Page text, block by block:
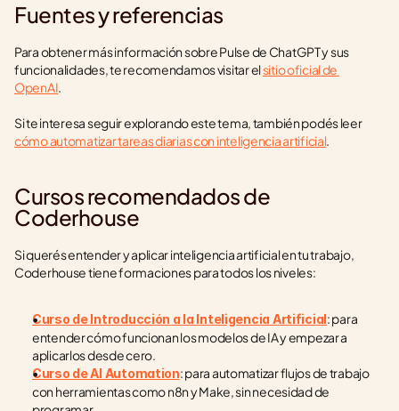
Fuentes y referencias
Para obtener más información sobre Pulse de ChatGPT y sus
funcionalidades, te recomendamos visitar el sitio oficial de
OpenAI.
Si te interesa seguir explorando este tema, también podés leer
cómo automatizar tareas diarias con inteligencia artificial.
Cursos recomendados de
Coderhouse
Si querés entender y aplicar inteligencia artificial en tu trabajo,
Coderhouse tiene formaciones para todos los niveles:
Curso de Introducción a la Inteligencia Artificial: para
entender cómo funcionan los modelos de IA y empezar a
aplicarlos desde cero.
Curso de AI Automation: para automatizar flujos de trabajo
con herramientas como n8n y Make, sin necesidad de